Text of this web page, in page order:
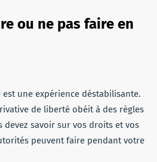
ou ne pas faire en
est une expérience déstabilisante.
de liberté obéit à des règles
devez savoir sur vos droits et vos
peuvent faire pendant votre